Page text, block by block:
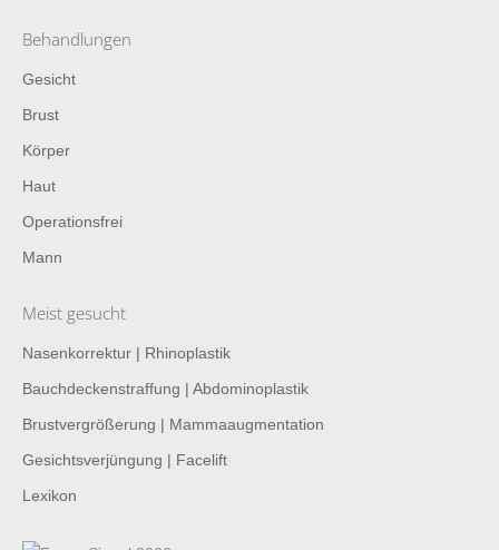
Behandlungen
Gesicht
Brust
Körper
Haut
Operationsfrei
Mann
Meist gesucht
Nasenkorrektur | Rhinoplastik
Bauchdeckenstraffung | Abdominoplastik
Brustvergrößerung | Mammaaugmentation
Gesichtsverjüngung | Facelift
Lexikon